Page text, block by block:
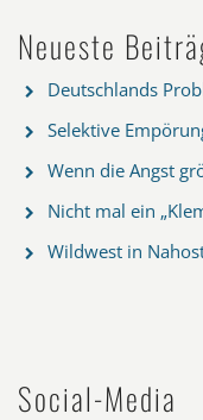
Neueste
Deutschlands
Selektive
Wenn die Angst
Nicht mal ein
Wildwest in
Social-Media